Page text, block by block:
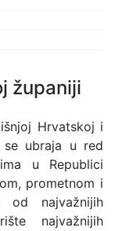
županiji
Hrvatskoj i
ubraja u red
u Republici
prometnom i
od najvažnijih
najvažnijih